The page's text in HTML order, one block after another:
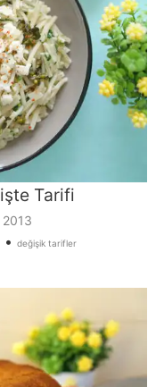
Tarifi
• değişik tarifler